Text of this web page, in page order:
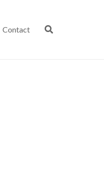
Contact